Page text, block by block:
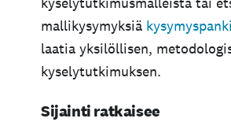
mallikysymyksiä
laatia yksilöllisen,
kyselytutkimuksen.
Sijainti ratkaisee